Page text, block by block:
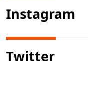
Instagram
Twitter